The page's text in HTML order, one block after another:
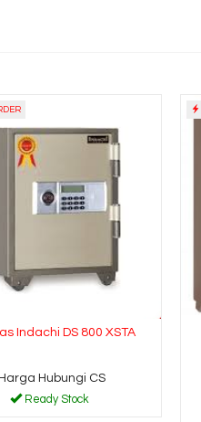
Indachi DS 800 XSTA
Hubungi CS
Ready Stock